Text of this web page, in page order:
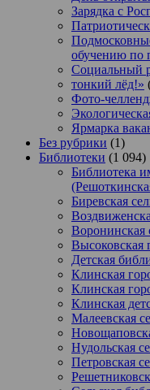
Зарядка с
обучению по
Социальный
тонкий лёд!»
Фото-
Ярмарка
Без рубрики (1)
Библиотеки (1 094)
Библиотека
Биревская
Воронинская
Высоковская
Детская
Клинская
Клинская
Клинская
Малеевская
Нудольская
Петровская